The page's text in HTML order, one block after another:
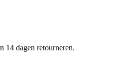
14 dagen retourneren.